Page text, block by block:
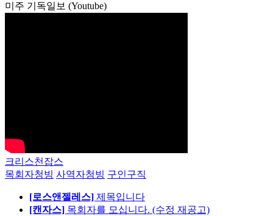
미주 기독일보 (Youtube)
크리스천잡스
목회자청빙 사역자청빙 구인구직
[로스앤젤레스] 제목입니다
[캔자스] 목회자를 모십니다. (수정 재공고)